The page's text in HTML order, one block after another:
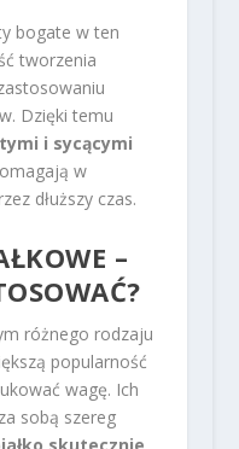
bogate w ten
tworzenia
Dzięki temu
i sycącymi
w
dłuższy czas.
–
różnego rodzaju
popularność
wagę. Ich
sobą szereg